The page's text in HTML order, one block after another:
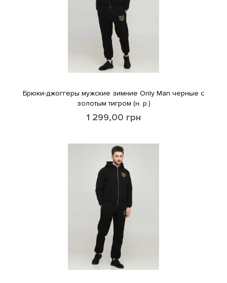
Брюки-джоггеры мужские зимние Only Man черные с
золотым тигром (н. р.)
1 299,00 грн